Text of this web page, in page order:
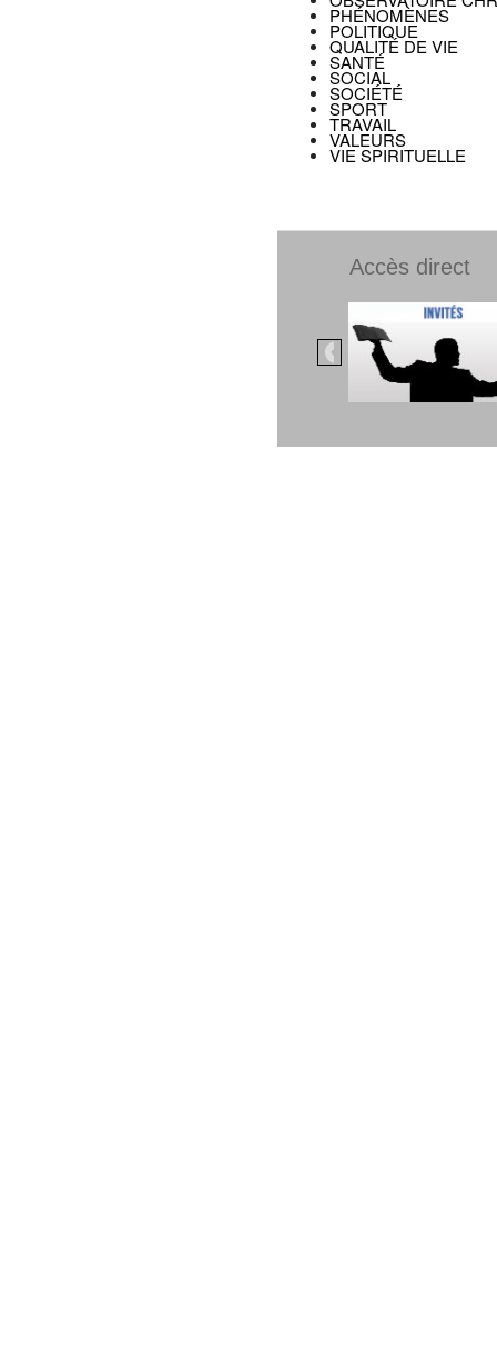
PHÉNOMÈNES
POLITIQUE
QUALITÉ DE VIE
SANTÉ
SOCIAL
SOCIÉTÉ
SPORT
TRAVAIL
VALEURS
VIE SPIRITUELLE
Accès direct